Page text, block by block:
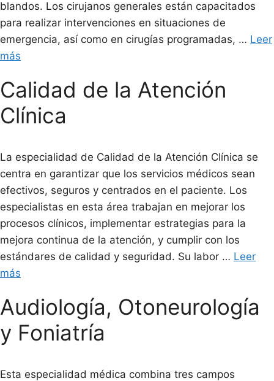
blandos. Los cirujanos generales están capacitados
para realizar intervenciones en situaciones de
emergencia, así como en cirugías programadas, … Leer
más
Calidad de la Atención
Clínica
La especialidad de Calidad de la Atención Clínica se
centra en garantizar que los servicios médicos sean
efectivos, seguros y centrados en el paciente. Los
especialistas en esta área trabajan en mejorar los
procesos clínicos, implementar estrategias para la
mejora continua de la atención, y cumplir con los
estándares de calidad y seguridad. Su labor … Leer
más
Audiología, Otoneurología
y Foniatría
Esta especialidad médica combina tres campos